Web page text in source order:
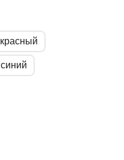
красный
синий